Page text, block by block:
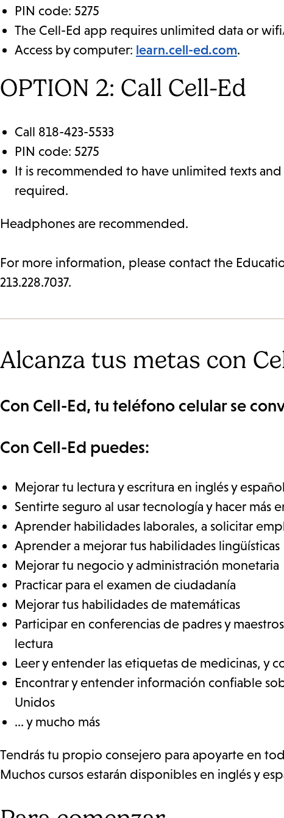
PIN code: 5275
The Cell-Ed app requires unlimited data or
Access by computer: learn.cell-ed.com.
OPTION 2: Call Cell-Ed
Call 818-423-5533
PIN code: 5275
It is recommended to have unlimited texts
required.
Headphones are recommended.
For more information, please contact the
213.228.7037.
Alcanza tus metas con
Con Cell-Ed, tu teléfono celular se
Con Cell-Ed puedes:
Mejorar tu lectura y escritura en inglés y español
Sentirte seguro al usar tecnología y hacer más
Aprender habilidades laborales, a solicitar
Aprender a mejorar tus habilidades lingüísticas
Mejorar tu negocio y administración monetaria
Practicar para el examen de ciudadanía
Mejorar tus habilidades de matemáticas
Participar en conferencias de padres y
lectura
Leer y entender las etiquetas de medicinas, y
Encontrar y entender información confiable
Unidos
... y mucho más
Tendrás tu propio consejero para apoyarte en
Muchos cursos estarán disponibles en inglés y